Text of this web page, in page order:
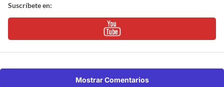
Suscríbete en:
Mostrar Comentarios